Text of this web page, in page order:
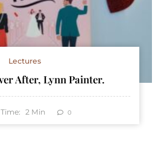
Lectures
After, Lynn Painter.
2 Min 0